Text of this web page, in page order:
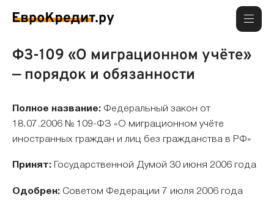
ФЗ-109 «О миграционном учёте»
— порядок и обязанности
Полное название: Федеральный закон от
18.07.2006 № 109-ФЗ «О миграционном учёте
иностранных граждан и лиц без гражданства в РФ»
Принят: Государственной Думой 30 июня 2006 года
Одобрен: Советом Федерации 7 июля 2006 года